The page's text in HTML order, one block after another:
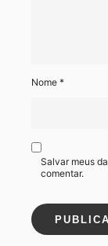
Nome *
Salvar meus
comentar.